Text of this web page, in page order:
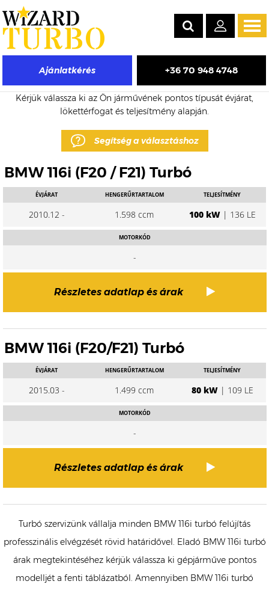
Ajánlatkérés +36 70 948 4748
BMW 116i eladó turbó árak
Kérjük válassza ki az Ön járművének pontos típusát évjárat,
lökettérfogat és teljesítmény alapján.
Segítség a választáshoz
BMW 116i (F20 / F21) Turbó
ÉVJÁRAT
2010.12 -
HENGERŰRTARTALOM
1.598 ccm
TELJESÍTMÉNY
100 kW| 136 LE
MOTORKÓD
-
Részletes adatlap és árak
BMW 116i (F20/F21) Turbó
ÉVJÁRAT
2015.03 -
HENGERŰRTARTALOM
1.499 ccm
TELJESÍTMÉNY
80 kW| 109 LE
MOTORKÓD
-
Részletes adatlap és árak
Turbó szervizünk vállalja minden BMW 116i turbó felújítás
professzinális elvégzését rövid határidővel. Eladó BMW 116i turbó
árak megtekintéséhez kérjük válassza ki gépjárműve pontos
modelljét a fenti táblázatból. Amennyiben BMW 116i turbó